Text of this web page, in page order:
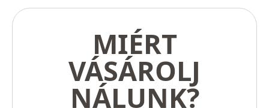
MIÉRT
VÁSÁROLJ
NÁLUNK?